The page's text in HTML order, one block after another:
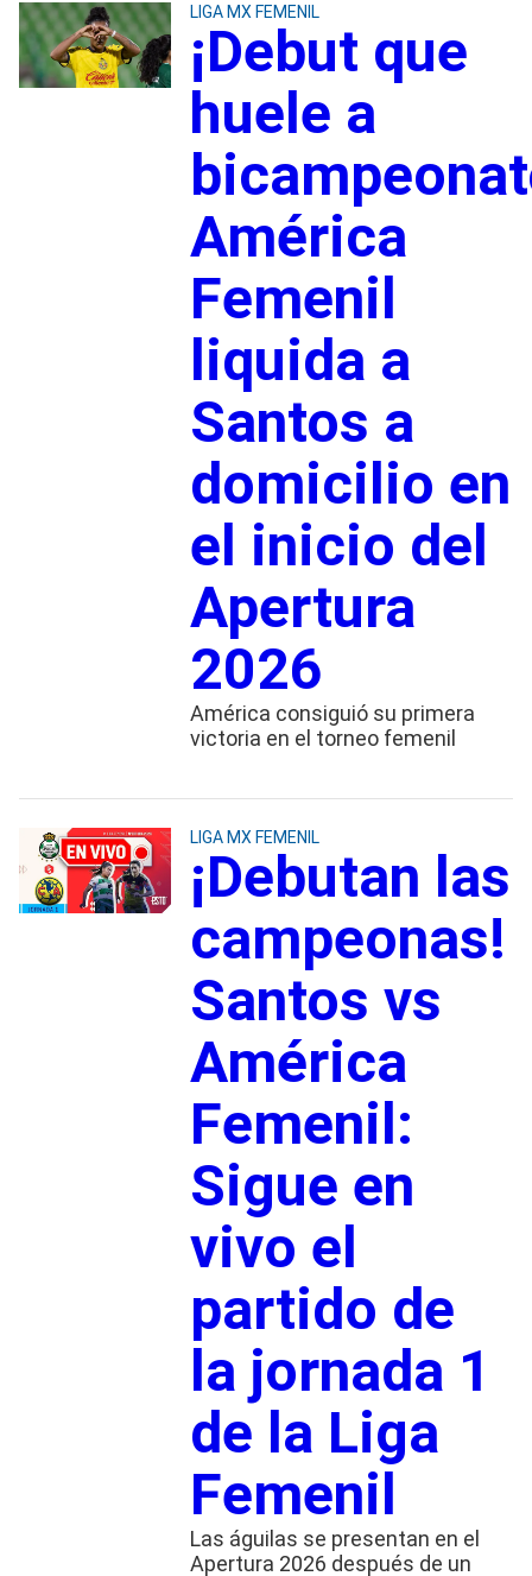
LIGA MX FEMENIL
¡Debut que
huele a
América
Femenil
liquida a
Santos a
domicilio en
el inicio del
Apertura
2026
América consiguió su primera
victoria en el torneo femenil
LIGA MX FEMENIL
¡Debutan las
campeonas!
Santos vs
América
Femenil:
Sigue en
vivo el
partido de
la jornada 1
de la Liga
Femenil
Las águilas se presentan en el
Apertura 2026 después de un